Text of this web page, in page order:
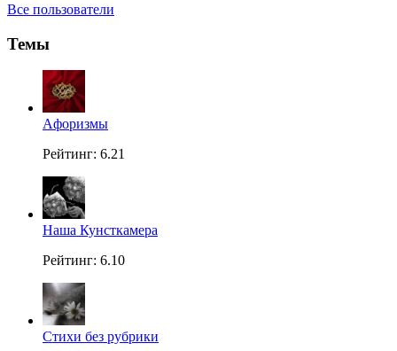
Все пользователи
Темы
Aфоризмы
Рейтинг: 6.21
Наша Кунсткамера
Рейтинг: 6.10
Стихи без рубрики